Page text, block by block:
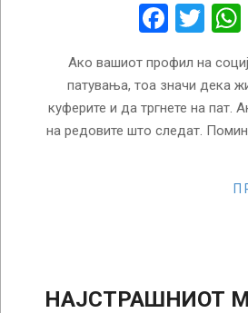
Ако вашиот профил на
патувања, тоа значи дека
куферите и да тргнете на пат.
на редовите што следат.
НАЈСТРАШНИОТ